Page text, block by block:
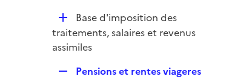
r
i
e
D
é
p
Base d'imposition des
traitements, salaires et revenus
assimiles
Pensions et rentes viageres